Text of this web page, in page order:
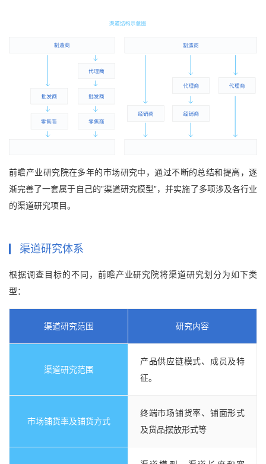
前瞻产业研究院在多年的市场研究中，通过不断的总结和提高，逐
渐完善了一套属于自己的”渠道研究模型”，并实施了多项涉及各行业
的渠道研究项目。
渠道研究体系
根据调查目标的不同，前瞻产业研究院将渠道研究划分为如下类
型：
渠道研究范围 研究内容
渠道研究范围
产品供应链模式、成员及特
征。
市场铺货率及铺货方式
终端市场铺货率、铺面形式
及货品摆放形式等